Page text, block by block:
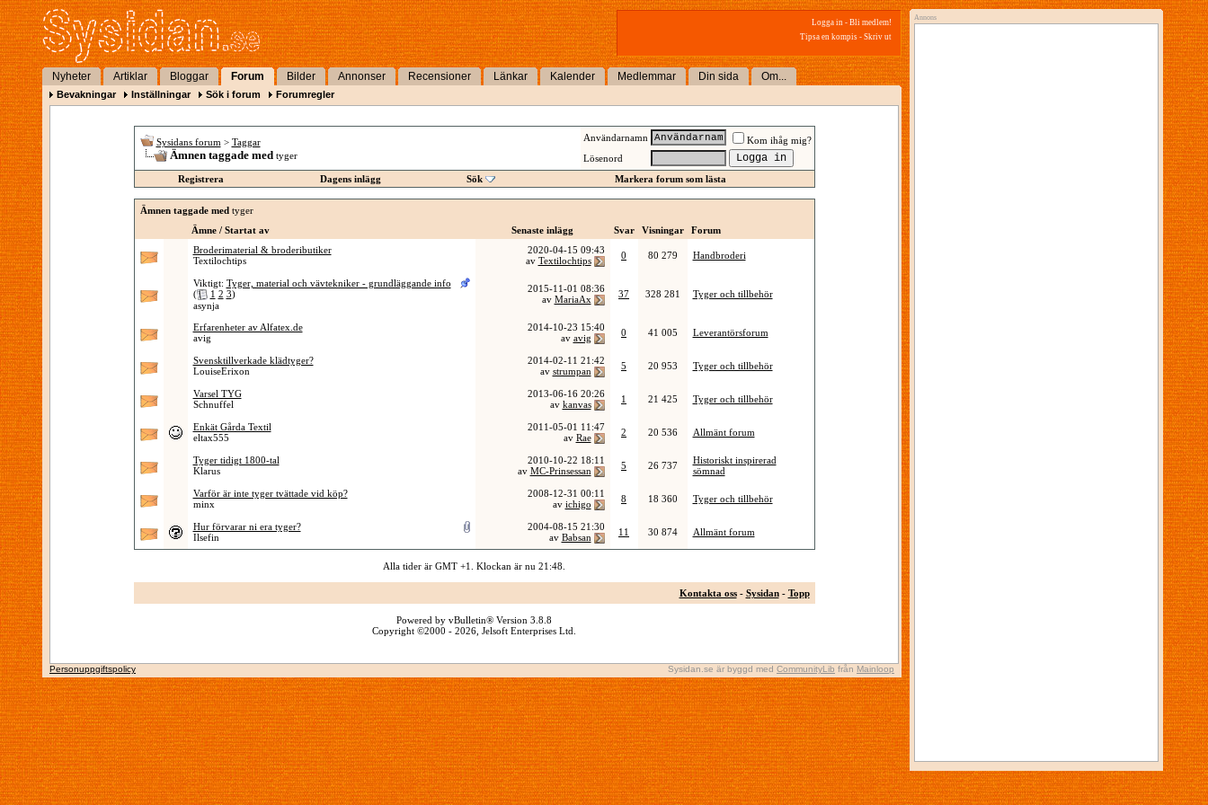
Logga in - Bli medlem!
Tipsa en kompis - Skriv ut
Nyheter Artiklar Bloggar Forum Bilder Annonser Recensioner Länkar Kalender Medlemmar Din sida Om...
Bevakningar Inställningar Sök i forum Forumregler
Sysidans forum > Taggar
Ämnen taggade med tyger
Användarnamn
Kom ihåg mig?
Lösenord
Registrera
Dagens inlägg Sök Markera forum som lästa
Ämnen taggade med tyger
Ämne / Startat av
Senaste inlägg Svar Visningar
Forum
Broderimaterial & brodeributiker
Textilochtips
2020-04-15 09:43
av Textilochtips 0 80 279 Handbroderi
Viktigt: Tyger, material och vävtekniker - grundläggande info
(
1 2 3)
asynja
2015-11-01 08:36
av MariaAx 37 328 281 Tyger och tillbehör
Erfarenheter av Alfatex.de
avig
2014-10-23 15:40
av avig 0 41 005 Leverantörsforum
Svensktillverkade klädtyger?
LouiseErixon
2014-02-11 21:42
av strumpan 5 20 953 Tyger och tillbehör
Varsel TYG
Schnuffel
2013-06-16 20:26
av kanvas 1 21 425 Tyger och tillbehör
Enkät Gårda Textil
eltax555
2011-05-01 11:47
av Rae 2 20 536 Allmänt forum
Tyger tidigt 1800-tal
Klarus
2010-10-22 18:11
av MC-Prinsessan 5 26 737
Historiskt inspirerad
sömnad
Varför är inte tyger tvättade vid köp?
minx
2008-12-31 00:11
av ichigo 8 18 360 Tyger och tillbehör
Hur förvarar ni era tyger?
Ilsefin
2004-08-15 21:30
av Babsan 11 30 874 Allmänt forum
Alla tider är GMT +1. Klockan är nu 21:48
Kontakta oss- Sysidan- Topp
Powered by vBulletin® Version 3.8.8
Copyright ©2000 - 2026, Jelsoft Enterprises Ltd.
Sysidan.se är byggd med CommunityLib från Mainloop
Personuppgiftspolicy
Annons